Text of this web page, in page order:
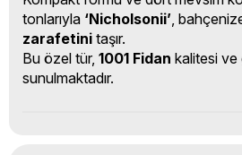
tonlarıyla ‘Nicholsonii’ ,
zarafetini taşır.
Bu özel tür, 1001 Fidan kalitesi
sunulmaktadır.